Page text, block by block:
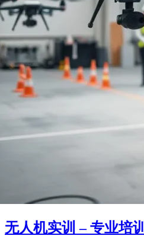
无人机实训 – 专业培